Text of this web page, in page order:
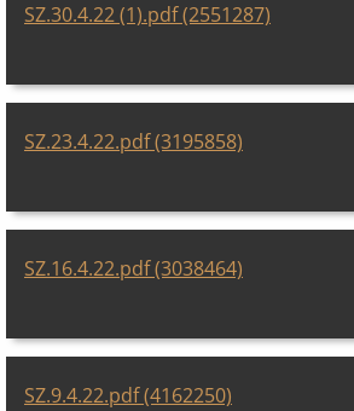
SZ.30.4.22 (1).pdf (2551287)
SZ.23.4.22.pdf (3195858)
SZ.16.4.22.pdf (3038464)
SZ.9.4.22.pdf (4162250)